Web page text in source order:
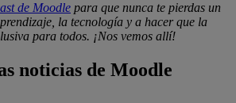
de Moodle para que nunca te pierdas un
la tecnología y a hacer que la
para todos. ¡Nos vemos allí!
noticias de Moodle